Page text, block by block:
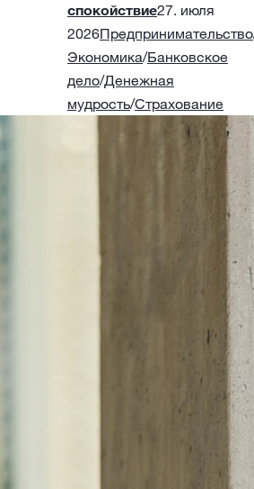
спокойствие27. июля
2026Предпринимательство
Экономика/Банковское
дело/Денежная
мудрость/Страхование